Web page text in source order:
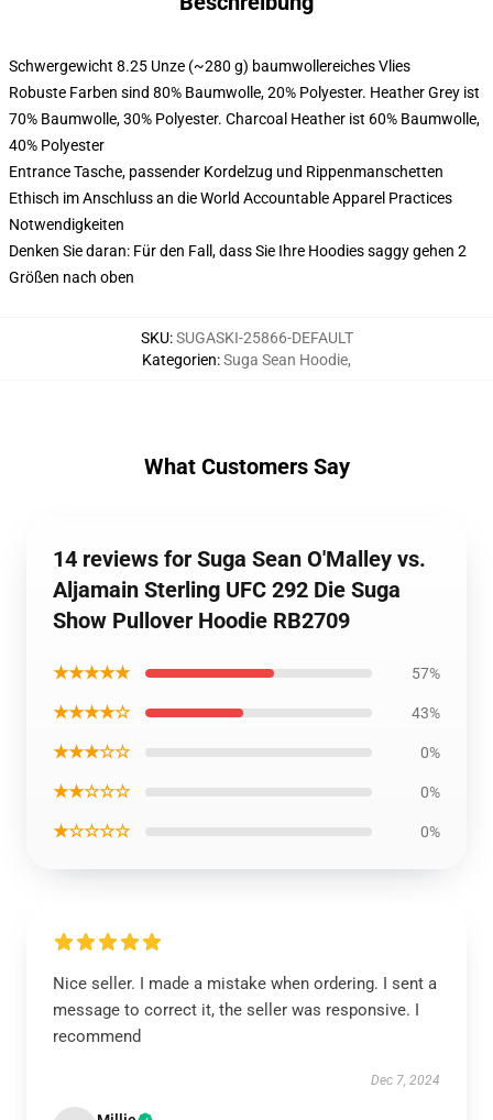
Schwergewicht 8.25 Unze (~280 g) baumwollereiches Vlies
Robuste Farben sind 80% Baumwolle, 20% Polyester. Heather Grey ist
70% Baumwolle, 30% Polyester. Charcoal Heather ist 60% Baumwolle,
40% Polyester
Entrance Tasche, passender Kordelzug und Rippenmanschetten
Ethisch im Anschluss an die World Accountable Apparel Practices
Notwendigkeiten
Denken Sie daran: Für den Fall, dass Sie Ihre Hoodies saggy gehen 2
Größen nach oben
SKU:SUGASKI-25866-DEFAULT
Kategorien:Suga Sean Hoodie,
What Customers Say
14 reviews for Suga Sean O'Malley vs.
Aljamain Sterling UFC 292 Die Suga
Show Pullover Hoodie RB2709
★★★★★ 57%
★★★★☆ 43%
★★★☆☆ 0%
★★☆☆☆ 0%
★☆☆☆☆ 0%
Nice seller. I made a mistake when ordering. I sent a
message to correct it, the seller was responsive. I
recommend
Dec 7, 2024